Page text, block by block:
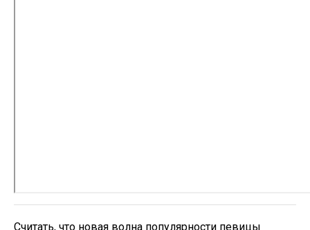
Считать, что новая волна популярности певицы